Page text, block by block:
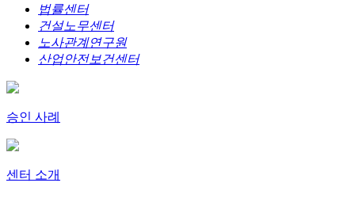
법률센터
건설노무센터
노사관계연구원
산업안전보건센터
승인 사례
센터 소개